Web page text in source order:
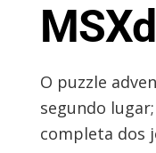
O puzzle
segundo
completa dos